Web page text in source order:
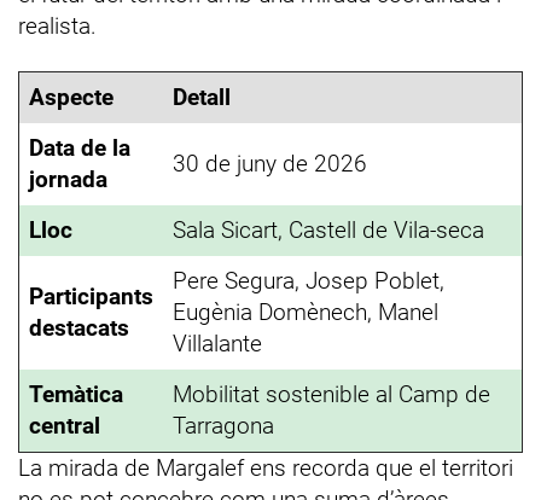
realista.
Aspecte
Detall
Data de la
jornada
30 de juny de 2026
Lloc Sala Sicart, Castell de Vila-seca
Participants
destacats
Pere Segura, Josep Poblet,
Eugènia Domènech, Manel
Villalante
Temàtica
central
Mobilitat sostenible al Camp de
Tarragona
La mirada de Margalef ens recorda que el territori